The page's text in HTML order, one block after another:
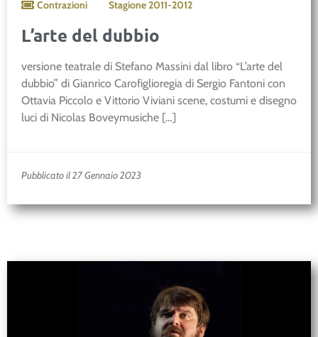
Contrazioni Stagione2011-2012
L’arte del dubbio
versione teatrale di Stefano Massini dal libro “L’arte del
dubbio” di Gianrico Carofiglioregia di Sergio Fantoni con
Ottavia Piccolo e Vittorio Viviani scene, costumi e disegno
luci di Nicolas Boveymusiche […]
Pubblicato il 27 Gennaio 2023